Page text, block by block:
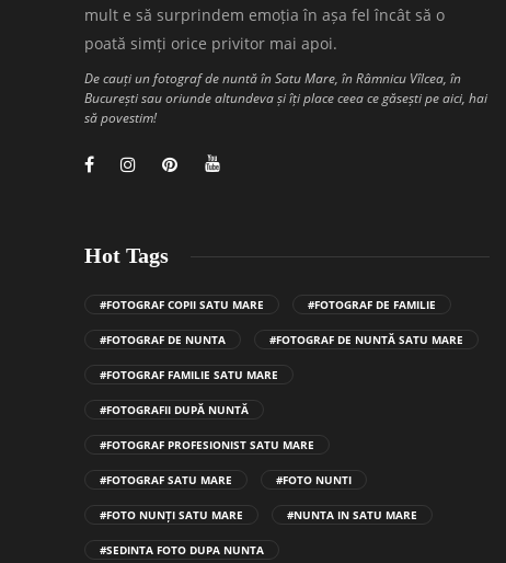
mult e să surprindem emoția în așa fel încât să o
poată simți orice privitor mai apoi.
De cauți un fotograf de nuntă în Satu Mare, în Râmnicu Vîlcea, în
București sau oriunde altundeva și îți place ceea ce găsești pe aici, hai
să povestim!
Hot Tags
#FOTOGRAF COPII SATU MARE #FOTOGRAF DE FAMILIE
#FOTOGRAF DE NUNTA #FOTOGRAF DE NUNTĂ SATU MARE
#FOTOGRAF FAMILIE SATU MARE
#FOTOGRAFII DUPĂ NUNTĂ
#FOTOGRAF PROFESIONIST SATU MARE
#FOTOGRAF SATU MARE #FOTO NUNTI
#FOTO NUNȚI SATU MARE #NUNTA IN SATU MARE
#SEDINTA FOTO DUPA NUNTA